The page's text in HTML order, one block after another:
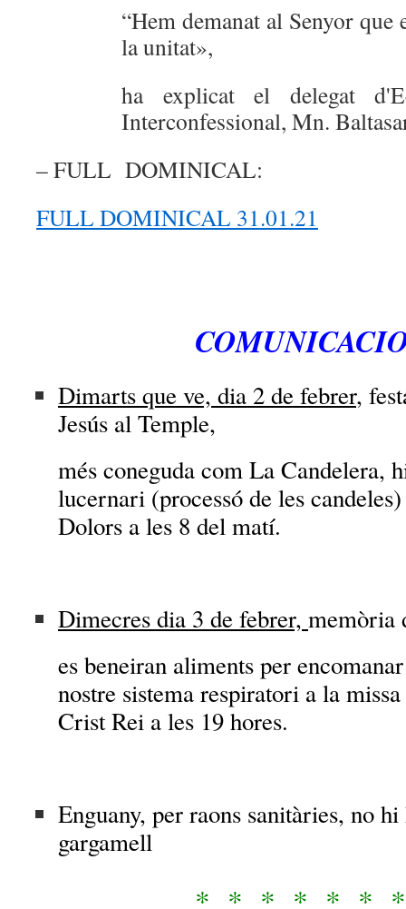
“Hem demanat al Senyor
la unitat»,
ha explicat el delegat
Interconfessional, Mn.
– FULL DOMINICAL:
FULL DOMINICAL 31.01.21
Dimarts que ve, dia 2 de febrer,
Jesús al Temple,
més coneguda com La Candelera,
lucernari (processó de les
Dolors a les 8 del matí.
Dimecres dia 3 de febrer, memòria
es beneiran aliments per
nostre sistema respiratori a la
Crist Rei a les 19 hores.
Enguany, per raons sanitàries, no
gargamell
* * * * * *